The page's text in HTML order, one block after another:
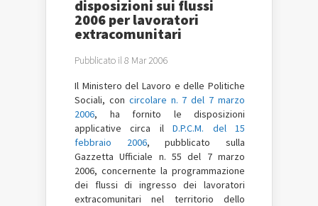
disposizioni sui flussi
2006 per lavoratori
extracomunitari
Pubblicato il 8 Mar 2006
Il Ministero del Lavoro e delle Politiche
Sociali, con circolare n. 7 del 7 marzo
2006, ha fornito le disposizioni
applicative circa ilD.P.C.M. del 15
febbraio 2006, pubblicato sulla
Gazzetta Ufficiale n. 55 del 7 marzo
2006, concernente la programmazione
dei flussi di ingresso dei lavoratori
extracomunitari nel territorio dello